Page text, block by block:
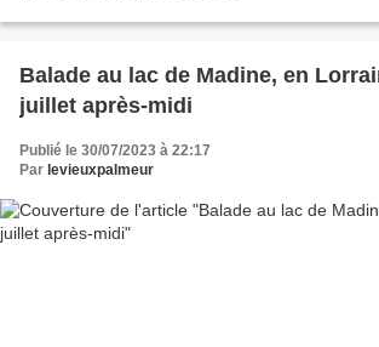
Balade au lac de Madine, en
juillet après-midi
Publié le 30/07/2023 à 22:17
Par levieuxpalmeur